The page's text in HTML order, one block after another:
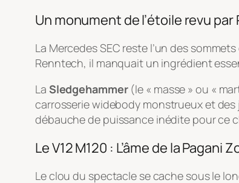
Un monument de l’étoile revu
La Mercedes SEC reste l’un des
Renntech, il manquait un ingrédient
La Sledgehammer(le « masse » ou «
carrosseriewidebody monstrueux et des
débauche de puissance inédite pour ce
Le V12 M120 : L’âme de la Pagani
Le clou du spectacle se cache sous le